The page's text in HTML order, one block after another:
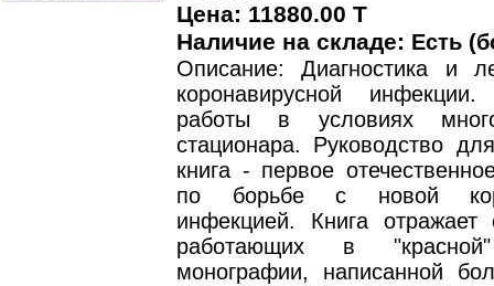
Цена: 11880.00 T
Наличие на складе: Есть
Описание: Диагностика и
коронавирусной инфекции.
работы в условиях
стационара. Руководство
книга - первое
по борьбе c новой
инфекцией. Книга отражает
работающих в
монографии, написанной